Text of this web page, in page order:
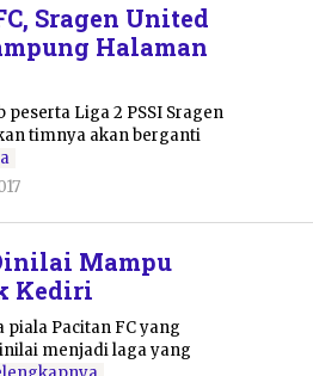
Sragen United
Halaman
peserta Liga 2 PSSI Sragen
timnya akan berganti
Mampu
Kediri
piala Pacitan FC yang
menjadi laga yang